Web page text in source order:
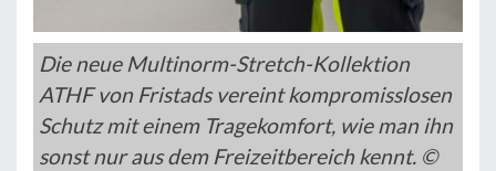
Die neue Multinorm-Stretch-Kollektion
ATHF von Fristads vereint kompromisslosen
Schutz mit einem Tragekomfort, wie man ihn
sonst nur aus dem Freizeitbereich kennt. ©